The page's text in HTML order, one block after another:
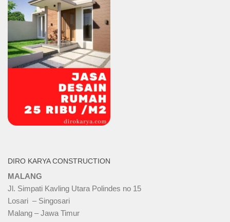
DIRO KARYA CONSTRUCTION
MALANG
Jl. Simpati Kavling Utara Polindes no 15
Losari – Singosari
Malang – Jawa Timur